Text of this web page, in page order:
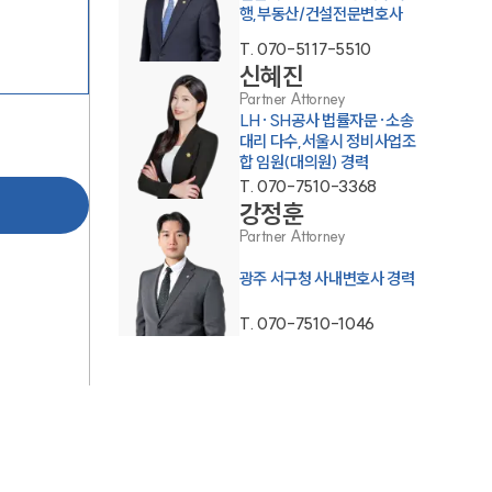
팀소개
팀소개
대륜의 강점
행,부동산/건설전문변호사
T. 070-5117-5510
신혜진
Partner Attorney
LH·SH공사 법률자문·소송
대리 다수,서울시 정비사업조
합 임원(대의원) 경력
T. 070-7510-3368
강정훈
Partner Attorney
광주 서구청 사내변호사 경력
T. 070-7510-1046